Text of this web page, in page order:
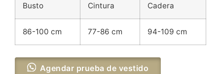
Busto Cintura Cadera
86-100 cm 77-86 cm 94-109 cm
Agendar prueba de vestido